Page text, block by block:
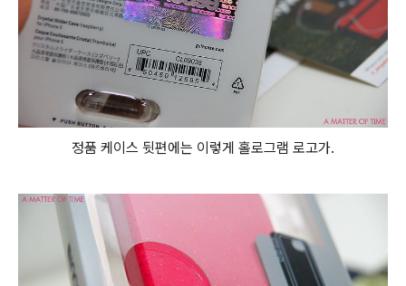
정품 케이스 뒷편에는 이렇게 홀로그램 로고가.